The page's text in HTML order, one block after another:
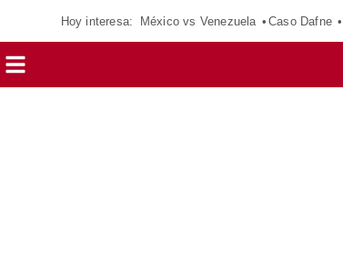
Hoy interesa: México vs Venezuela Caso Dafne